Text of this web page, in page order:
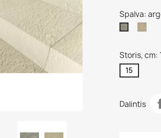
Spalva:
Storis, cm:
15
Dalintis